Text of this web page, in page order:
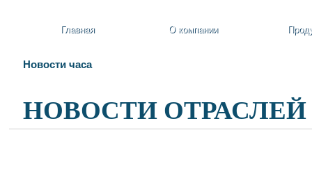
Главная О компании
Новости часа
НОВОСТИ ОТРАСЛЕЙ